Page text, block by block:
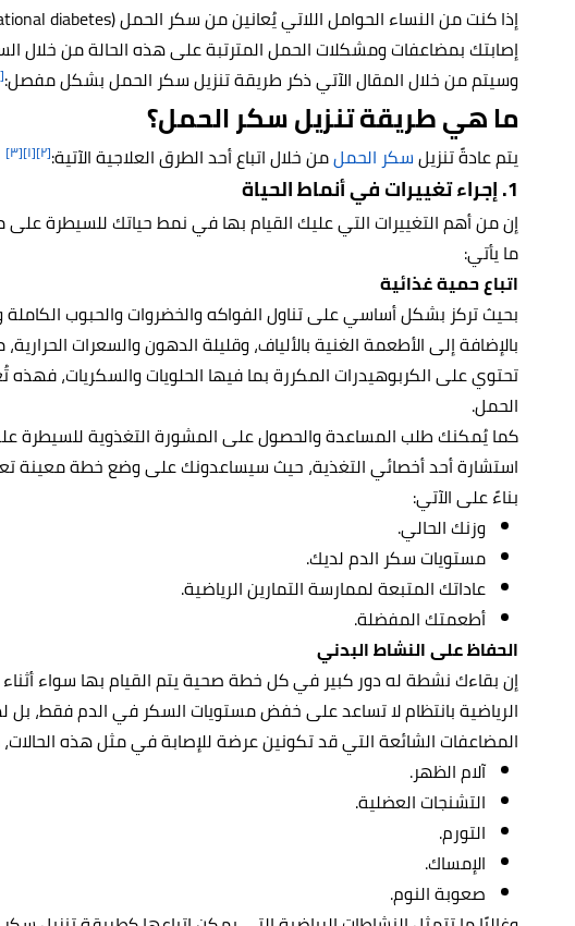
إصابتك بمضاعفات ومشكلات الحمل المترتبة على هذه الحالة من خلال
وسيتم من خلال المقال الآتي ذكر طريقة تنزيل سكر الحمل بشكل مفصل:[١]
ما هي طريقة تنزيل سكر الحمل؟
يتم عادةً تنزيلسكر الحملمن خلال اتباع أحد الطرق العلاجية الآتية:[٢] [١] [٣]
1. إجراء تغييرات في أنماط الحياة
إن من أهم التغييرات التي عليك القيام بها في نمط حياتك للسيطرة
ما يأتي:
اتباع حمية غذائية
بحيث تركز بشكل أساسي على تناول الفواكه والخضروات والحبوب الكاملة
بالإضافة إلى الأطعمة الغنية بالألياف، وقليلة الدهون والسعرات
تحتوي على الكربوهيدرات المكررة بما فيها الحلويات والسكريات،
الحمل.
كما يُمكنك طلب المساعدة والحصول على المشورة التغذوية للسيطرة
استشارة أحد أخصائي التغذية، حيث سيساعدونك على وضع خطة معينة
بناءً على الآتي:
وزنك الحالي.
مستويات سكر الدم لديك.
عاداتك المتبعة لممارسة التمارين الرياضية.
أطعمتك المفضلة.
الحفاظ على النشاط البدني
إن بقاءك نشطة له دور كبير في كل خطة صحية يتم القيام بها سواء
الرياضية بانتظام لا تساعد على خفض مستويات السكر في الدم فقط،
المضاعفات الشائعة التي قد تكونين عرضة للإصابة في مثل هذه
آلام الظهر.
التشنجات العضلية.
التورم.
الإمساك.
صعوبة النوم.